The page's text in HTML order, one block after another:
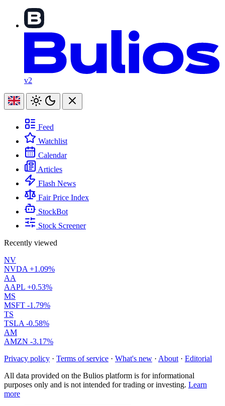
v2
Feed
Watchlist
Calendar
Articles
Flash News
Fair Price Index
StockBot
Stock Screener
Recently viewed
NV
NVDA +1.09%
AA
AAPL +0.53%
MS
MSFT -1.79%
TS
TSLA -0.58%
AM
AMZN -3.17%
Privacy policy · Terms of service · What's new · About · Editorial
All data provided on the Bulios platform is for informational
purposes only and is not intended for trading or investing. Learn
more